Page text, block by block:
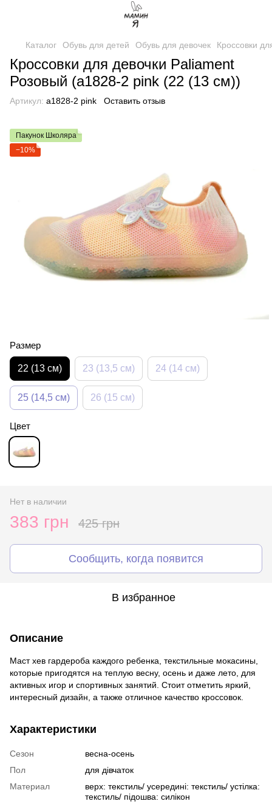
Каталог Обувь для детей Обувь для девочек Кроссовки
Кроссовки для девочки Paliament
Розовый (a1828-2 pink (22 (13 см))
Артикул: a1828-2 pink Оставить отзыв
Пакунок Школяра
−10%
Размер
22 (13 см) 23 (13,5 см) 24 (14 см)
25 (14,5 см) 26 (15 см)
Цвет
Нет в наличии
383 грн 425 грн
Сообщить, когда появится
В избранное
Описание
Маст хев гардероба каждого ребенка, текстильные мокасины,
которые пригодятся на теплую весну, осень и даже лето, для
активных игор и спортивных занятий. Стоит отметить яркий,
интересный дизайн, а также отличное качество кроссовок.
Характеристики
Сезон
весна-осень
Пол
для дівчаток
Материал
верх: текстиль/ усередині: текстиль/ устілка:
текстиль/ підошва: силікон